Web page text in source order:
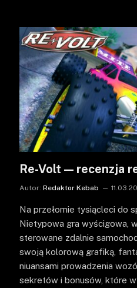
Re-Volt — recenzja
Autor: Redaktor Kebab
Na przełomie tysiącleci do
Nietypowa gra wyścigowa,
sterowane zdalnie
swoją kolorową grafiką,
niuansami prowadzenia
sekretów i bonusów, które